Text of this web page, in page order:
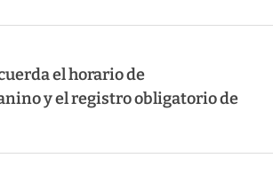
el horario de
y el registro obligatorio de